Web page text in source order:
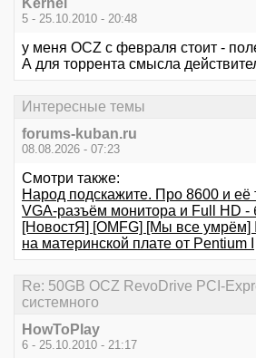
5 - 25.10.2010 - 20:48
у меня OCZ с февраля стоит -
А для торрента смысла
Интересные темы
forums-kuban.ru
08.08.2026 - 07:23
Смотри также:
Народ подскажите. Про 8600 и её
VGA-разъём монитора и Full HD -
[НовостЯ] [OMFG] [Мы все умрём]
на материнской плате от Pentium I
Re: 50GB OCZ RevoDrive PCI-
системного
HowToPlay
6 - 25.10.2010 - 21:17